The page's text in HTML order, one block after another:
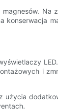
Na
konserwacja
i
użycia